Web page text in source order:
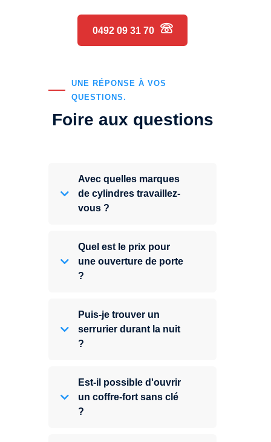
0492 09 31 70
UNE RÉPONSE À VOS
QUESTIONS.
Foire aux questions
Avec quelles marques
de cylindres travaillez-
vous ?
Quel est le prix pour
une ouverture de porte
?
Puis-je trouver un
serrurier durant la nuit
?
Est-il possible d'ouvrir
un coffre-fort sans clé
?